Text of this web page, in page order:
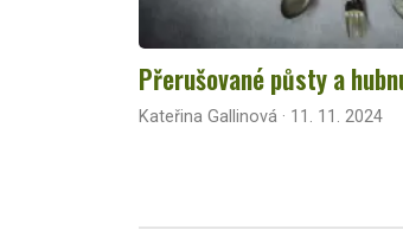
Přerušované půsty a
Kateřina Gallinová · 11. 11. 2024